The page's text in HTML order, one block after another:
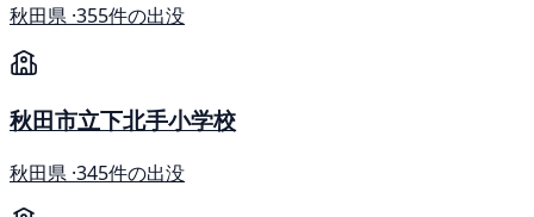
秋田県 ·355件の出没
秋田市立下北手小学校
秋田県 ·345件の出没